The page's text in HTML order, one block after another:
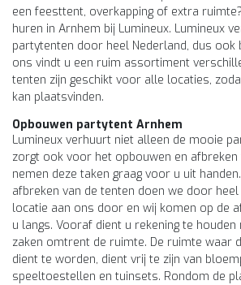
een feesttent, overkapping of extra
huren in Arnhem bij Lumineux. Lumineux
partytenten door heel Nederland, dus ook
ons vindt u een ruim assortiment
tenten zijn geschikt voor alle locaties,
kan plaatsvinden.
Opbouwen partytent Arnhem
Lumineux verhuurt niet alleen de mooie
zorgt ook voor het opbouwen en afbreken
nemen deze taken graag voor u uit
afbreken van de tenten doen we door heel
locatie aan ons door en wij komen op de
u langs. Vooraf dient u rekening te
zaken omtrent de ruimte. De ruimte waar
dient te worden, dient vrij te zijn van
speeltoestellen en tuinsets. Rondom de